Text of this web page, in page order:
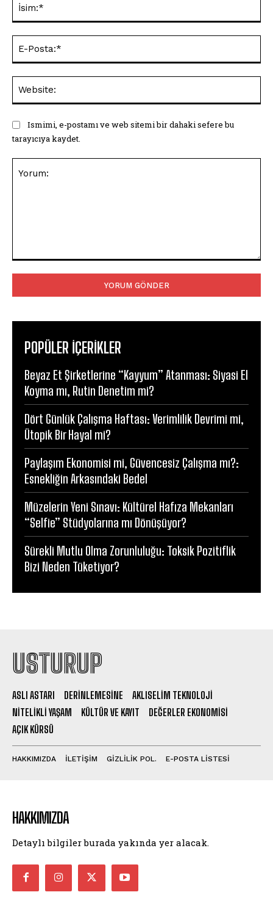
Ismimi, e-postamı ve web sitemi bir dahaki sefere bu
tarayıcıya kaydet.
POPÜLER İÇERİKLER
Beyaz Et Şirketlerine “Kayyum” Atanması: Siyasi El
Koyma mı, Rutin Denetim mi?
Dört Günlük Çalışma Haftası: Verimlilik Devrimi mi,
Ütopik Bir Hayal mi?
Paylaşım Ekonomisi mi, Güvencesiz Çalışma mı?:
Esnekliğin Arkasındaki Bedel
Müzelerin Yeni Sınavı: Kültürel Hafıza Mekanları
“Selfie” Stüdyolarına mı Dönüşüyor?
Sürekli Mutlu Olma Zorunluluğu: Toksik Pozitiflik
Bizi Neden Tüketiyor?
USTURUP
ASLI ASTARI DERINLEMESINE
AKLISELIM TEKNOLOJI
NITELIKLI YAŞAM
KÜLTÜR VE KAYIT
DEĞERLER EKONOMISI
AÇIK KÜRSÜ
HAKKIMIZDA İLETİŞİM GİZLİLİK POL. E-POSTA LİSTESİ
HAKKIMIZDA
Detaylı bilgiler burada yakında yer alacak.